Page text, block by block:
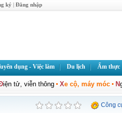
ký | Đăng nhập
dụng - Việc làm Du lịch Ẩm thực
iện tử, viễn thông Xe cộ, máy móc N
Công